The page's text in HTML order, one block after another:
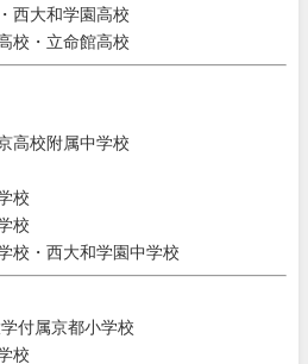
西大和学園高校
校・立命館高校
高校附属中学校
校
校
校・西大和学園中学校
付属京都小学校
校